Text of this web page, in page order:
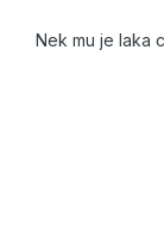
Nek mu je laka